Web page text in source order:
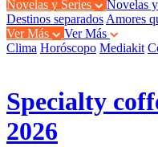
Novelas y Series
Novelas
Destinos separados Amores
Ver Más
Ver Más
Clima Horóscopo Mediakit
Specialty
2026